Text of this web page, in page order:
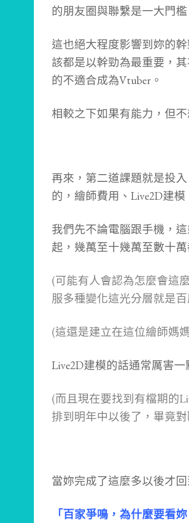
的朋友圈與聯繫是一大門檻
這也絕大程度影響到妳的
該都是以幹勁為最重要，
的不適合成為Vtuber。
相較之下如果有能力，但
再來，第二道課題就是投
的，繪師費用、Live2D建
我們先不論電腦跟手機，
起，幾萬至十幾萬至數十萬
(可能有人會認為怎麼會這
服多種變化這光分層就是
(這還是建立在這位繪師媽
Live2D建模的話通常厲害
(而且現在要找到有檔期的
排到明年中以後了，畢竟
當妳完成了這麼多以後才
「百家爭鳴，為什麼要看妳